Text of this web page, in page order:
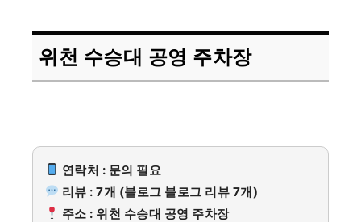
위천 수승대 공영 주차장
연락처 : 문의 필요
리뷰 : 7개 (블로그 블로그 리뷰 7개)
주소 : 위천 수승대 공영 주차장